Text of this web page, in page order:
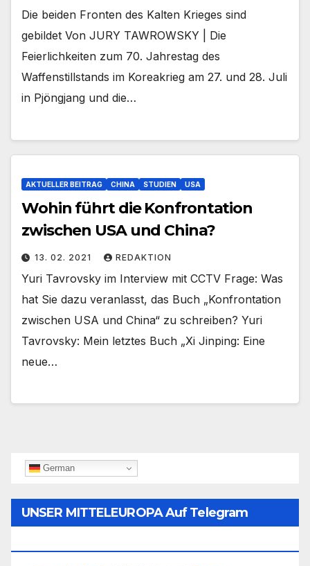
Die beiden Fronten des Kalten Krieges sind
gebildet Von JURY TAWROWSKY | Die
Feierlichkeiten zum 70. Jahrestag des
Waffenstillstands im Koreakrieg am 27. und 28. Juli
in Pjöngjang und die…
AKTUELLER BEITRAG CHINA STUDIEN USA
Wohin führt die Konfrontation
zwischen USA und China?
13. 02. 2021 REDAKTION
Yuri Tavrovsky im Interview mit CCTV Frage: Was
hat Sie dazu veranlasst, das Buch „Konfrontation
zwischen USA und China“ zu schreiben? Yuri
Tavrovsky: Mein letztes Buch „Xi Jinping: Eine
neue…
German
UNSER MITTELEUROPA Auf Telegram